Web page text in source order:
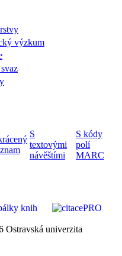
výzkum
S
textovými
návěštími
S kódy
polí
MARC
Ostravská univerzita